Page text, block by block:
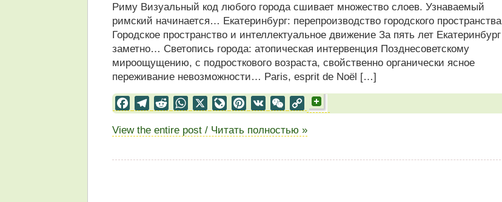
Риму Визуальный код любого города cшивает множество слоев. Узнаваемый
римский начинается… Екатеринбург: перепроизводство городского пространства
Городское пространство и интеллектуальное движение За пять лет Екатеринбург
заметно… Светопись города: атопическая интервенция Позднесоветскому
мироощущению, с подросткового возраста, свойственно органически ясное
переживание невозможности… Paris, esprit de Noël […]
FacebookTelegramRedditWhatsApp LiveJournal
Pinterest
VK WeChat
Copy
View the entire post / Читать полностью »